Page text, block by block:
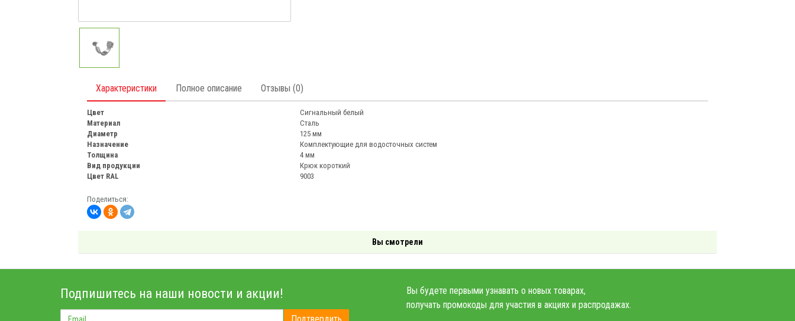
Характеристики Полное описание Отзывы (0)
Цвет
Сигнальный белый
Материал
Сталь
Диаметр
125 мм
Назначение
Комплектующие для водосточных систем
Толщина
4 мм
Вид продукции
Крюк короткий
Цвет RAL
9003
Поделиться:
Вы смотрели
Подпишитесь на наши новости и акции!
Подтвердить
Вы будете первыми узнавать о новых товарах,
получать промокоды для участия в акциях и распродажах.